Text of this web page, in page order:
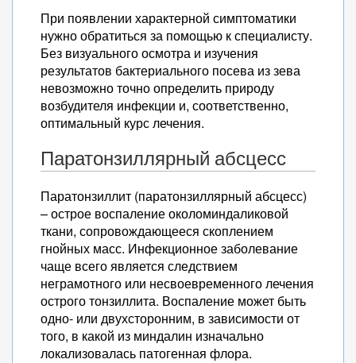
При появлении характерной симптоматики
нужно обратиться за помощью к специалисту.
Без визуального осмотра и изучения
результатов бактериального посева из зева
невозможно точно определить природу
возбудителя инфекции и, соответственно,
оптимальный курс лечения.
Паратонзиллярный абсцесс
Паратонзиллит (паратонзиллярный абсцесс)
– острое воспаление околоминдаликовой
ткани, сопровождающееся скоплением
гнойных масс. Инфекционное заболевание
чаще всего является следствием
неграмотного или несвоевременного лечения
острого тонзиллита. Воспаление может быть
одно- или двухсторонним, в зависимости от
того, в какой из миндалин изначально
локализовалась патогенная флора.